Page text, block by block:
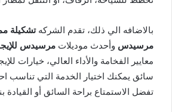
بالاضافه الي ذلك، تقدم الشركهتشكيلة
مرسيدس وأحدث موديلات مرسيدس
معايير الفخامة والأداء العالي، خيارات
سائق يمكنك اختيار الخدمة التي تناسب
تفضل الاستمتاع براحة السائق أو القيادة